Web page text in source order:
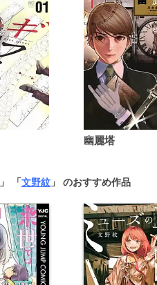
幽麗塔
」 「文野紋 」 のおすすめ作品